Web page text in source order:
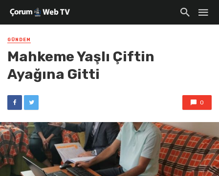
GÜNDEM
Mahkeme Yaşlı Çiftin
Ayağına Gitti
0